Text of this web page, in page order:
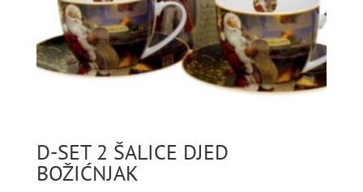
D-SET 2 ŠALICE DJED
BOŽIĆNJAK